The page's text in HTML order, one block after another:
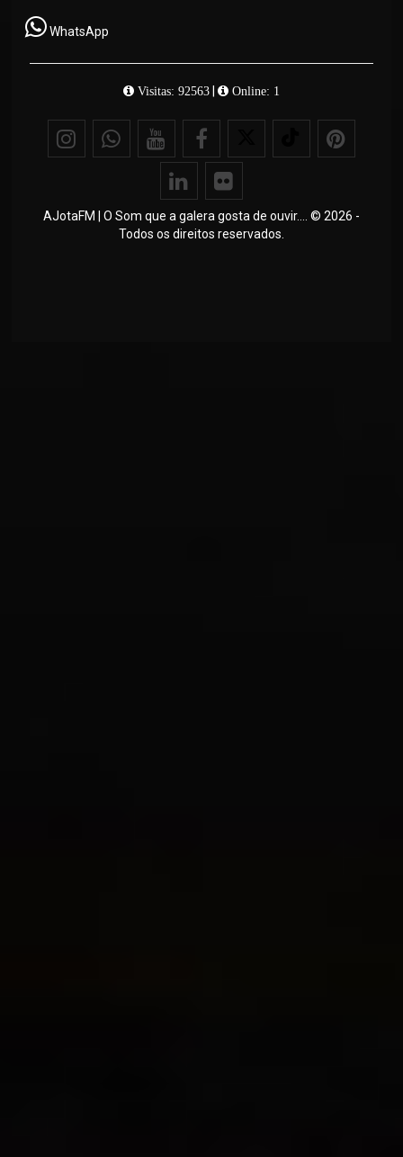
WhatsApp
Visitas: 92563| Online: 1
AJotaFM | O Som que a galera gosta de ouvir.... © 2026 -
Todos os direitos reservados.